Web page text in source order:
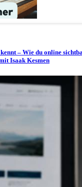
– Wie du online
Isaak Kesmen